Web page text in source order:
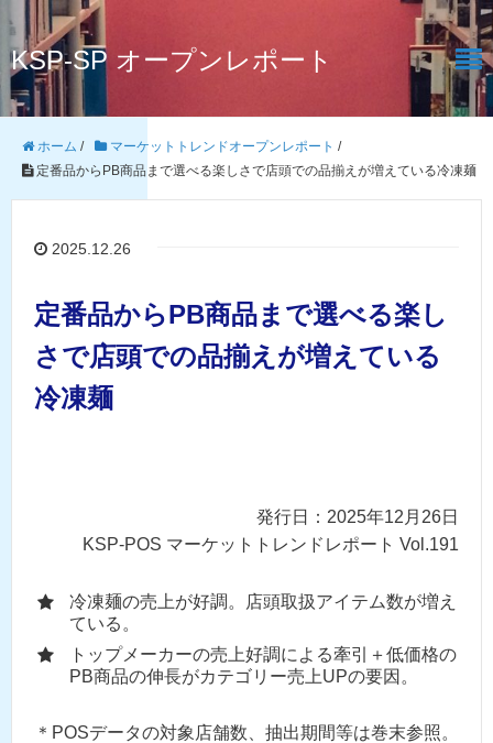
KSP-SP オープンレポート
ホーム / マーケットトレンドオープンレポート /
定番品からPB商品まで選べる楽しさで店頭での品揃えが増えている冷凍麺
2025.12.26
定番品からPB商品まで選べる楽し
さで店頭での品揃えが増えている
冷凍麺
発行日：2025年12月26日
KSP-POS マーケットトレンドレポート Vol.191
冷凍麺の売上が好調。店頭取扱アイテム数が増え
ている。
トップメーカーの売上好調による牽引＋低価格の
PB商品の伸長がカテゴリー売上UPの要因。
＊POSデータの対象店舗数、抽出期間等は巻末参照。